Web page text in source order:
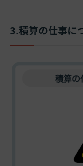
3.積算の仕事に